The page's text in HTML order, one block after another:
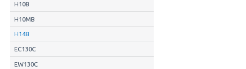
H10B
H10MB
H14B
EC130C
EW130C